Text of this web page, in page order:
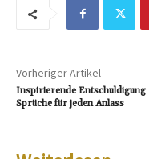
Vorheriger Artikel
Inspirierende Entschuldigung
Sprüche für jeden Anlass